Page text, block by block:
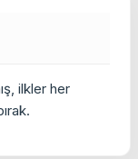
ilkler her